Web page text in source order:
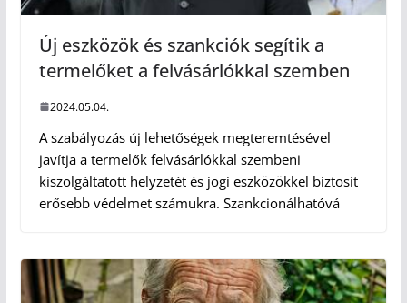
Új eszközök és szankciók segítik a
termelőket a felvásárlókkal szemben
2024.05.04.
A szabályozás új lehetőségek megteremtésével
javítja a termelők felvásárlókkal szembeni
kiszolgáltatott helyzetét és jogi eszközökkel biztosít
erősebb védelmet számukra. Szankcionálhatóvá